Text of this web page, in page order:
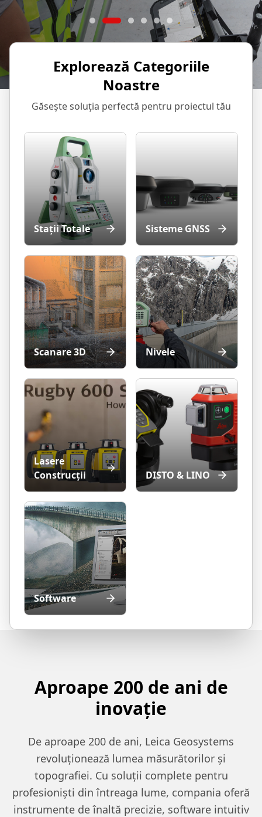
Explorează Categoriile
Noastre
Găsește soluția perfectă pentru proiectul tău
Stații Totale Sisteme GNSS
Scanare 3D Nivele
Lasere
Construcții
DISTO & LINO
Software
Aproape 200 de ani de
inovație
De aproape 200 de ani, Leica Geosystems
revoluționează lumea măsurătorilor și
topografiei. Cu soluții complete pentru
profesioniști din întreaga lume, compania oferă
instrumente de înaltă precizie, software intuitiv